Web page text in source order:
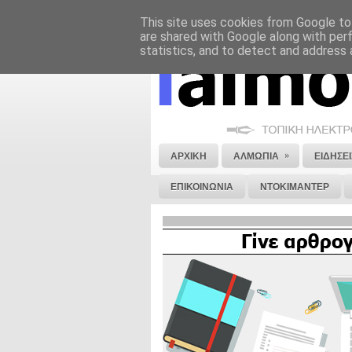
ΝΟΜΙΚΗ ΣΗΜΕΙΩΣΗ ΔΙΑΦΗΜΙΣΗ
ΑΡΧΙΚΗ ΑΛΜΩΠΙΑ »
ΕΠΙΚΟΙΝΩΝΙΑ ΝΤΟΚΙΜΑΝΤΕΡ
This site uses cookies from Google
are shared with Google along with
statistics, and to detect and address